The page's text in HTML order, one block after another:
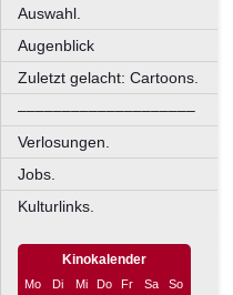
Auswahl.
Augenblick
Zuletzt gelacht: Cartoons.
––––––––––––––––––––
Verlosungen.
Jobs.
Kulturlinks.
Kinokalender
Mo Di Mi Do Fr Sa
So